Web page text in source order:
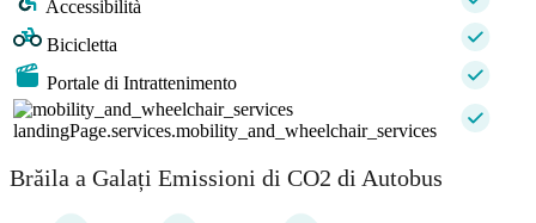
Accessibilità
Bicicletta
Portale di Intrattenimento
landingPage.services.mobility_and_wheelchair_services
Brăila a Galați Emissioni di CO2 di Autobus